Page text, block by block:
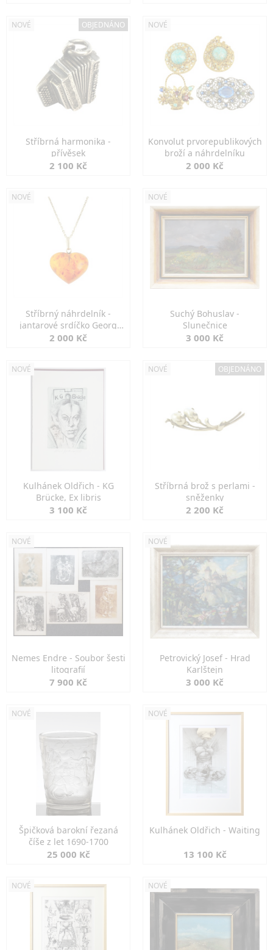
NOVÉ OBJEDNÁNO
Stříbrná harmonika -
přívěsek
2 100 Kč
NOVÉ
Konvolut prvorepublikových
broží a náhrdelníku
2 000 Kč
NOVÉ
Stříbrný náhrdelník -
jantarové srdíčko Georg
Kramer
2 000 Kč
NOVÉ
Suchý Bohuslav -
Slunečnice
3 000 Kč
NOVÉ
Kulhánek Oldřich - KG
Brücke, Ex libris
3 100 Kč
NOVÉ OBJEDNÁNO
Stříbrná brož s perlami -
sněženky
2 200 Kč
NOVÉ
Nemes Endre - Soubor šesti
litografií
7 900 Kč
NOVÉ
Petrovický Josef - Hrad
Karlštejn
3 000 Kč
NOVÉ
Špičková barokní řezaná
číše z let 1690-1700
25 000 Kč
NOVÉ
Kulhánek Oldřich - Waiting
13 100 Kč
NOVÉ NOVÉ